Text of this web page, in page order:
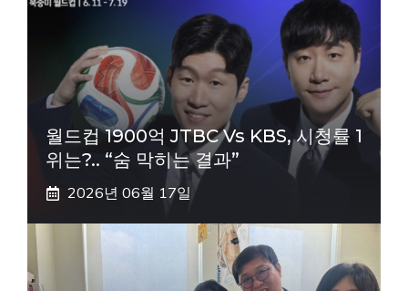
월드컵 1900억 JTBC Vs KBS, 시청률 1
위는?.. “숨 막히는 결과”
2026년 06월 17일